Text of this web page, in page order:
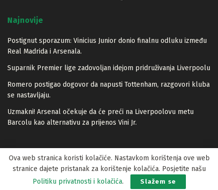
Najnovije
Postignut sporazum: Vinicius Junior donio finalnu odluku između
Real Madrida i Arsenala.
Suparnik Premier lige zadovoljan idejom pridruživanja Liverpoolu
Romero postigao dogovor da napusti Tottenham, razgovori kluba
se nastavljaju.
Uzmakni! Arsenal očekuje da će preći na Liverpoolovu metu
Barcolu kao alternativu za prijenos Vini Jr.
© 2023 Lopta.net
Ova web stranica koristi kolačiće. Nastavkom korištenja ove web
stranice dajete pristanak za korištenje kolačića. Posjetite našu
Politiku privatnosti i kolačića. Slažem se